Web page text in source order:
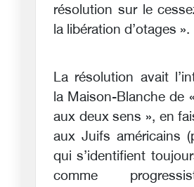
résolution sur le
la libération d’otages ».
La résolution avait
la Maison-Blanche de
aux deux sens », en
aux Juifs américains
qui s’identifient
comme